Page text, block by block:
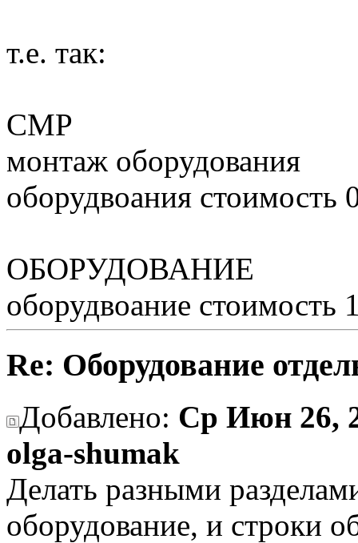
т.е. так:
СМР
монтаж оборудования
оборудвоания стоимость
ОБОРУДОВАНИЕ
оборудвоание стоимость
Re: Оборудование
Добавлено: Ср Июн 26,
olga-shumak
Делать разными
оборудование, и строки